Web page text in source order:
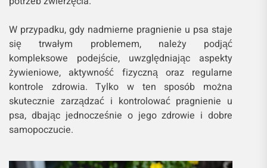
W przypadku, gdy nadmierne pragnienie u psa staje
się trwałym problemem, należy podjąć
kompleksowe podejście, uwzględniając aspekty
żywieniowe, aktywność fizyczną oraz regularne
kontrole zdrowia. Tylko w ten sposób można
skutecznie zarządzać i kontrolować pragnienie u
psa, dbając jednocześnie o jego zdrowie i dobre
samopoczucie.